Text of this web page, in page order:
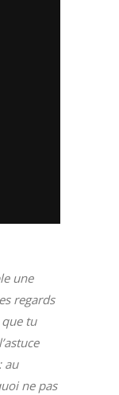
une
regards
que tu
au
ne pas